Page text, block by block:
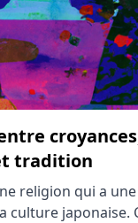
tradition
religion qui a
culture japonaise.